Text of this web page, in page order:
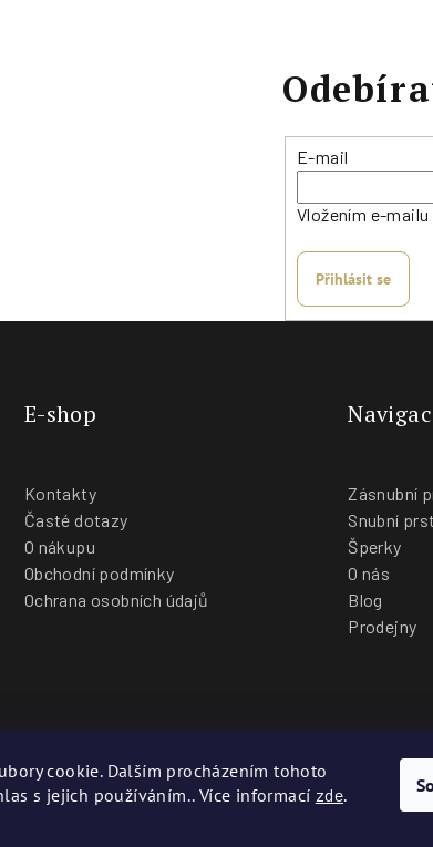
cookie. Dalším procházením tohoto
s jejich používáním.. Více informací zde.
E-mail
Vložením e-
Přihlásit se
E-shop
Kontakty
Časté dotazy
O nákupu
Obchodní podmínky
Ochrana osobních údajů
Zásnubní
Snubní
Šperky
O nás
Blog
Prodejny